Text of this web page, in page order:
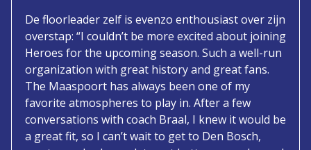
De floorleader zelf is evenzo enthousiast over zijn
overstap: “I couldn’t be more excited about joining
Heroes for the upcoming season. Such a well-run
organization with great history and great fans.
The Maaspoort has always been one of my
favorite atmospheres to play in. After a few
conversations with coach Braal, I knew it would be
a great fit, so I can’t wait to get to Den Bosch,